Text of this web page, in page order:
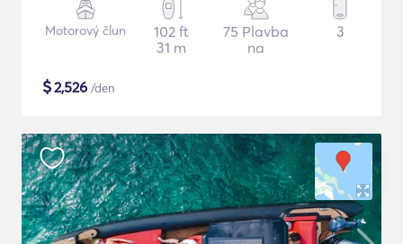
Motorový člun
102 ft
31 m
75 Plavba
na
3
$2,526 /den